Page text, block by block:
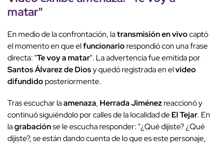
matar"
En medio de la confrontación, latransmisión en vivocaptó
el momento en que elfuncionariorespondió con una frase
directa: "Te voy a matar". La advertencia fue emitida por
Santos Álvarez de Diosy quedó registrada en elvideo
difundidoposteriormente.
Tras escuchar laamenaza, Herrada Jiménezreaccionó y
continuó siguiéndolo por calles de la localidad deEl Tejar. En
lagrabaciónse le escucha responder: "¿Qué dijiste? ¿Qué
dijiste?, se están dando cuenta de lo que es este personaje,